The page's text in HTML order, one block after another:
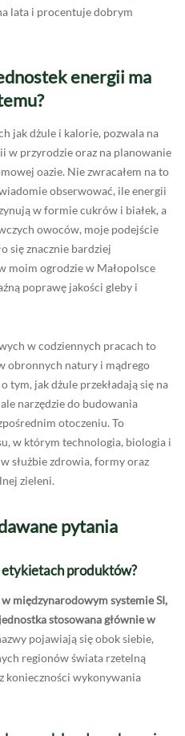
lata i procentuje dobrym
energii ma
jak dżule i kalorie, pozwala na
w przyrodzie oraz na planowanie
oazie. Nie zwracałem na to
obserwować, ile energii
w formie cukrów i białek, a
owoców, moje podejście
się znacznie bardziej
moim ogrodzie w Małopolsce
poprawę jakości gleby i
w codziennych pracach to
obronnych natury i mądrego
tym, jak dżule przekładają się na
narzędzie do budowania
otoczeniu. To
w którym technologia, biologia i
służbie zdrowia, formy oraz
zieleni.
pytania
etykietach produktów?
międzynarodowym systemie SI,
stosowana głównie w
pojawiają się obok siebie,
regionów świata rzetelną
konieczności wykonywania